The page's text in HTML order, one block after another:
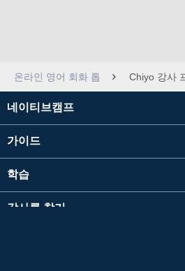
온라인 영어 회화 톱 Chiyo 강사
네이티브캠프
가이드
학습
강사를 찾기